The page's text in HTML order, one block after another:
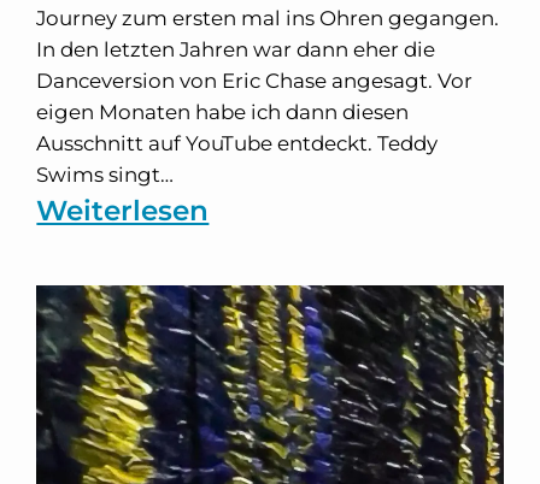
Journey zum ersten mal ins Ohren gegangen.
In den letzten Jahren war dann eher die
Danceversion von Eric Chase angesagt. Vor
eigen Monaten habe ich dann diesen
Ausschnitt auf YouTube entdeckt. Teddy
Swims singt…
Weiterlesen
Swims
–
Don’t
Stop
Believin‘